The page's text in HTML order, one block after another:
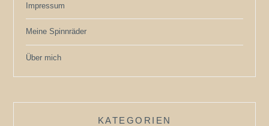
Impressum
Meine Spinnräder
Über mich
KATEGORIEN